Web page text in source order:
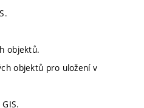
objektů.
objektů pro uložení v